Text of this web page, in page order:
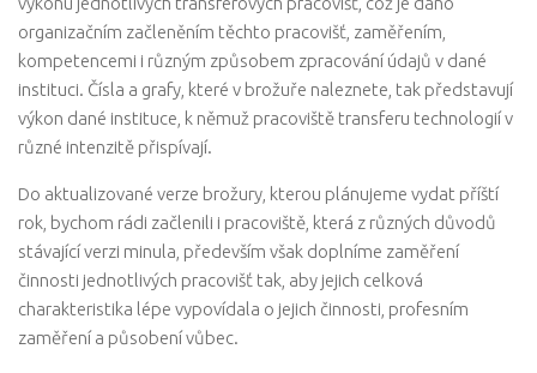
organizačním začleněním těchto pracovišť, zaměřením,
kompetencemi i různým způsobem zpracování údajů v dané
instituci. Čísla a grafy, které v brožuře naleznete, tak představují
výkon dané instituce, k němuž pracoviště transferu technologií v
různé intenzitě přispívají.
Do aktualizované verze brožury, kterou plánujeme vydat příští
rok, bychom rádi začlenili i pracoviště, která z různých důvodů
stávající verzi minula, především však doplníme zaměření
činnosti jednotlivých pracovišť tak, aby jejich celková
charakteristika lépe vypovídala o jejich činnosti, profesním
zaměření a působení vůbec.